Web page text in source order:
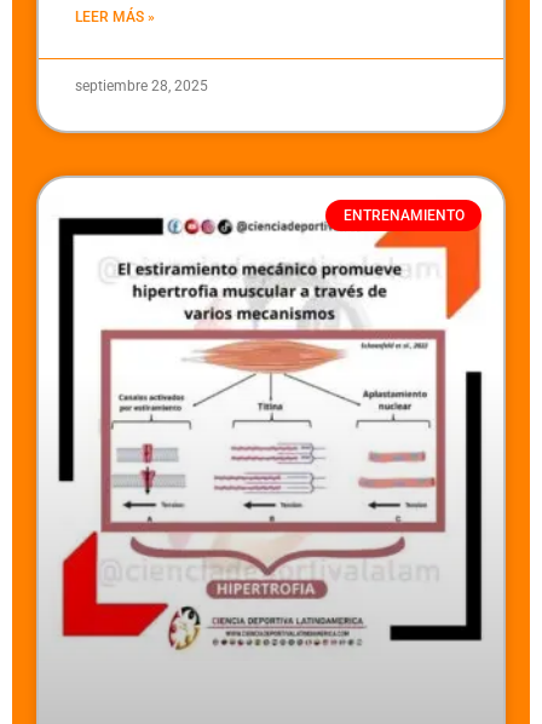
LEER MÁS »
septiembre 28, 2025
ENTRENAMIENTO